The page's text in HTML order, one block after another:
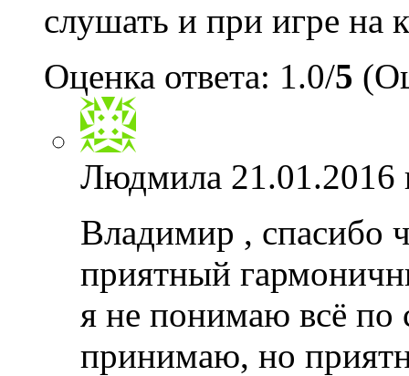
слушать и при игре на
Оценка ответа: 1.0/5
Людмила 21.01.2016
Владимир , спасибо
приятный
я не понимаю всё по
принимаю, но